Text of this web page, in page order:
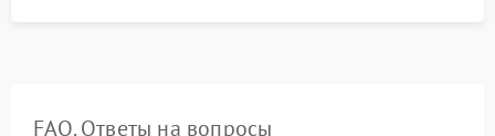
FAQ. Ответы на вопросы